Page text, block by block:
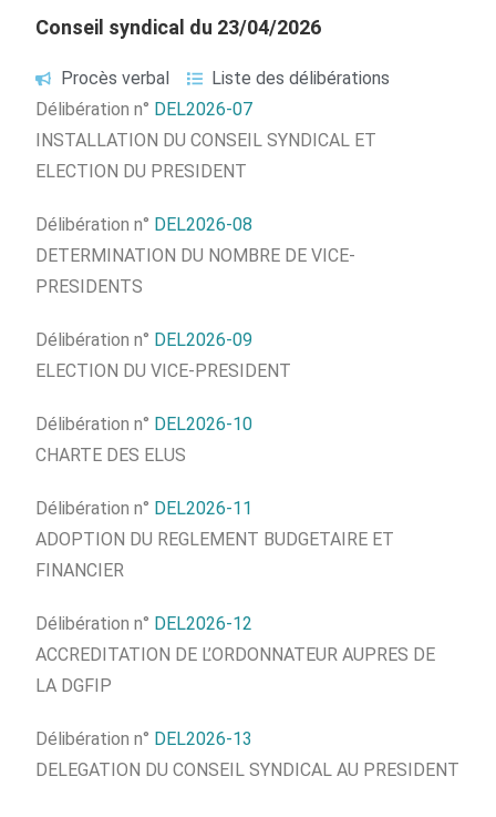
Conseil syndical du 23/04/2026
Procès verbal
Liste des délibérations
Délibération n° DEL2026-07
INSTALLATION DU CONSEIL SYNDICAL ET
ELECTION DU PRESIDENT
Délibération n° DEL2026-08
DETERMINATION DU NOMBRE DE VICE-
PRESIDENTS
Délibération n° DEL2026-09
ELECTION DU VICE-PRESIDENT
Délibération n° DEL2026-10
CHARTE DES ELUS
Délibération n° DEL2026-11
ADOPTION DU REGLEMENT BUDGETAIRE ET
FINANCIER
Délibération n° DEL2026-12
ACCREDITATION DE L’ORDONNATEUR AUPRES DE
LA DGFIP
Délibération n° DEL2026-13
DELEGATION DU CONSEIL SYNDICAL AU PRESIDENT